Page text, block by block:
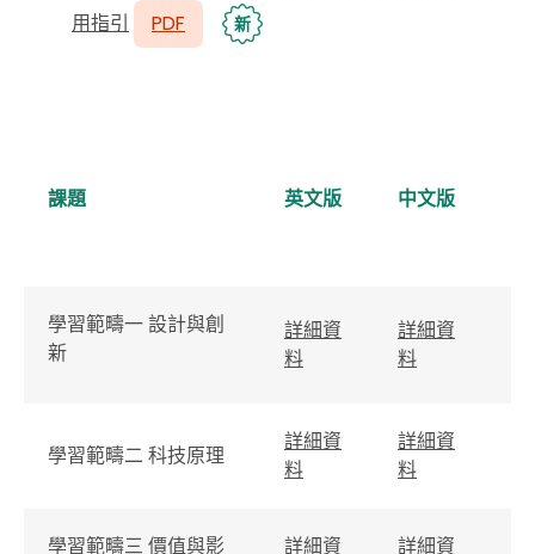
用指引
PDF 新
課題 英文版 中文版
學習範疇一 設計與創
新
詳細資
料
詳細資
料
學習範疇二 科技原理
詳細資
料
詳細資
料
學習範疇三 價值與影 詳細資 詳細資